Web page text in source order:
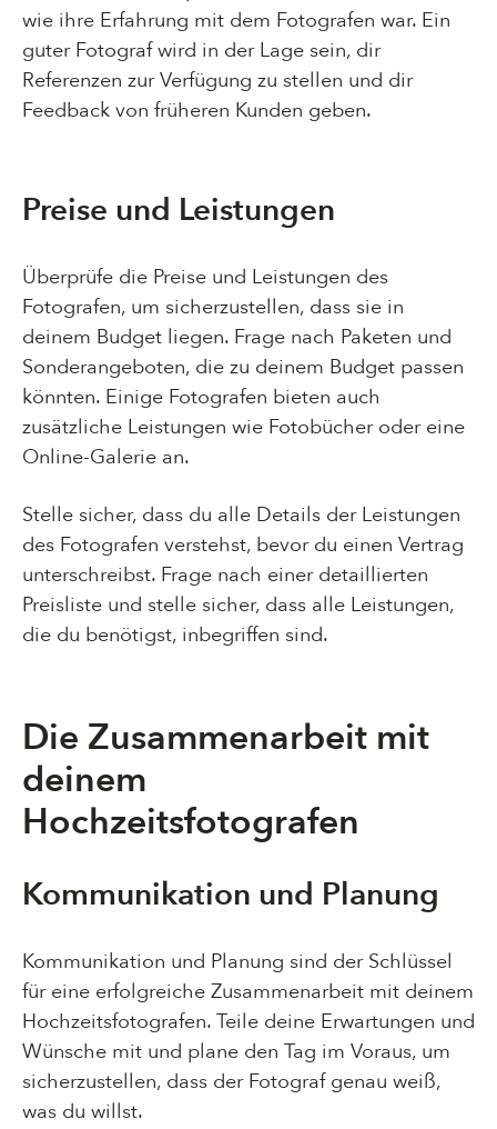
wie ihre Erfahrung mit dem Fotografen war. Ein
guter Fotograf wird in der Lage sein, dir
Referenzen zur Verfügung zu stellen und dir
Feedback von früheren Kunden geben.
Preise und Leistungen
Überprüfe die Preise und Leistungen des
Fotografen, um sicherzustellen, dass sie in
deinem Budget liegen. Frage nach Paketen und
Sonderangeboten, die zu deinem Budget passen
könnten. Einige Fotografen bieten auch
zusätzliche Leistungen wie Fotobücher oder eine
Online-Galerie an.
Stelle sicher, dass du alle Details der Leistungen
des Fotografen verstehst, bevor du einen Vertrag
unterschreibst. Frage nach einer detaillierten
Preisliste und stelle sicher, dass alle Leistungen,
die du benötigst, inbegriffen sind.
Die Zusammenarbeit mit
deinem
Hochzeitsfotografen
Kommunikation und Planung
Kommunikation und Planung sind der Schlüssel
für eine erfolgreiche Zusammenarbeit mit deinem
Hochzeitsfotografen. Teile deine Erwartungen und
Wünsche mit und plane den Tag im Voraus, um
sicherzustellen, dass der Fotograf genau weiß,
was du willst.